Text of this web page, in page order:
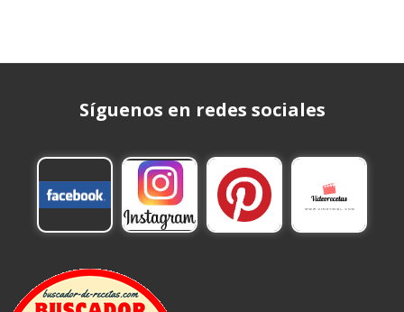
Síguenos en redes sociales